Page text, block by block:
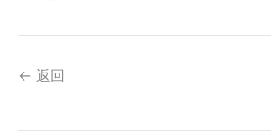
← 返回